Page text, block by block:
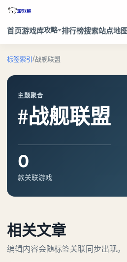
首页游戏库攻略 排行榜搜索站点地
标签索引/战舰联盟
主题聚合
#战舰联盟
0
款关联游戏
相关文章
编辑内容会随标签关联同步出现。